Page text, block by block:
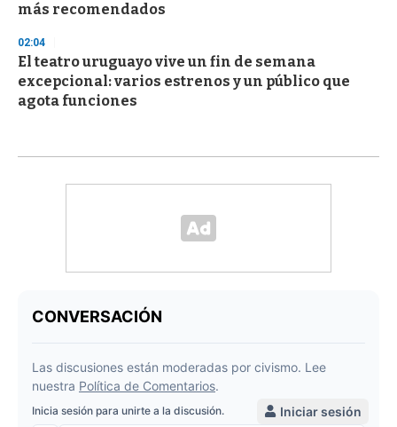
más recomendados
02:04
El teatro uruguayo vive un fin de semana
excepcional: varios estrenos y un público que
agota funciones